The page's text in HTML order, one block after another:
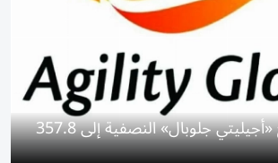
30 % قفزة أرباح «أجيليتي جلوبال» النصفية إلى 357.8